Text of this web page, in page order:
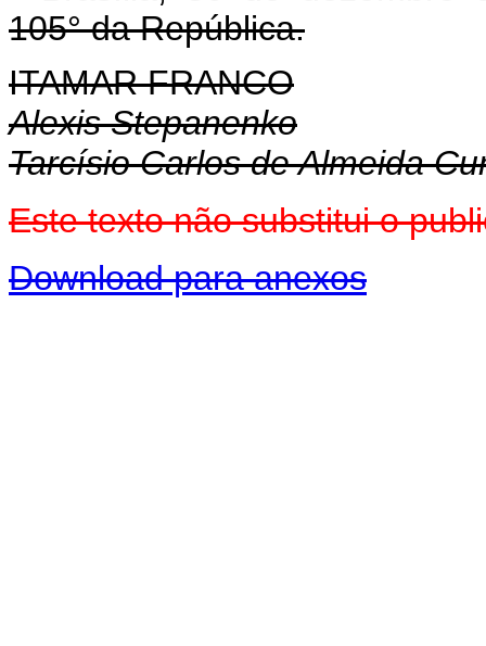
105° da República.
ITAMAR FRANCO
Alexis Stepanenko
Tarcísio Carlos de Almeida
Este texto não substitui o
Download para anexos